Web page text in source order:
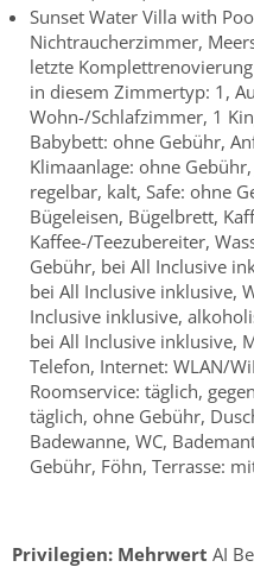
Sunset Water Villa with
Nichtraucherzimmer,
letzte
in diesem Zimmertyp: 1,
Wohn-/Schlafzimmer, 1
Babybett: ohne Gebühr,
Klimaanlage: ohne
regelbar, kalt, Safe: ohne
Bügeleisen, Bügelbrett,
Kaffee-/Teezubereiter,
Gebühr, bei All Inclusive
bei All Inclusive inklusive,
Inclusive inklusive,
bei All Inclusive inklusive,
Telefon, Internet: WLAN/
Roomservice: täglich,
täglich, ohne Gebühr,
Badewanne, WC,
Gebühr, Föhn, Terrasse:
Privilegien: Mehrwert AI